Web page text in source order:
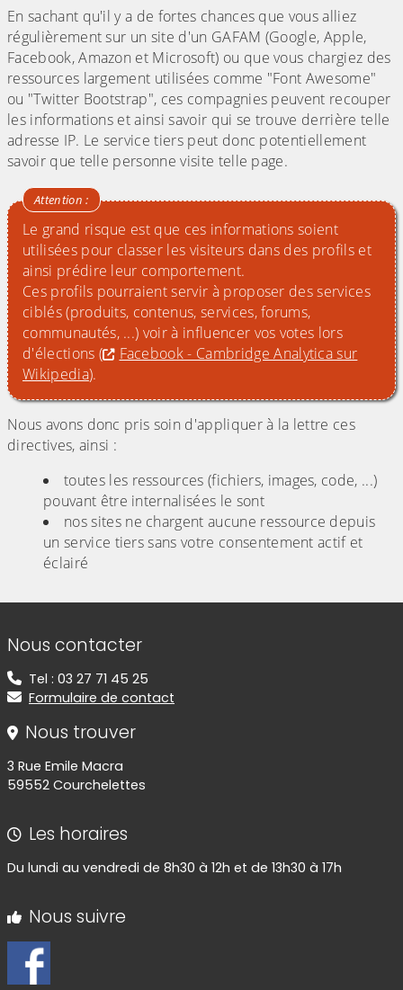
En sachant qu'il y a de fortes chances que vous alliez
régulièrement sur un site d'un GAFAM (Google, Apple,
Facebook, Amazon et Microsoft) ou que vous chargiez des
ressources largement utilisées comme "Font Awesome"
ou "Twitter Bootstrap", ces compagnies peuvent recouper
les informations et ainsi savoir qui se trouve derrière telle
adresse IP. Le service tiers peut donc potentiellement
savoir que telle personne visite telle page.
Le grand risque est que ces informations soient
utilisées pour classer les visiteurs dans des profils et
ainsi prédire leur comportement.
Ces profils pourraient servir à proposer des services
ciblés (produits, contenus, services, forums,
communautés, ...) voir à influencer vos votes lors
d'élections (
Facebook - Cambridge Analytica sur
Wikipedia).
Nous avons donc pris soin d'appliquer à la lettre ces
directives, ainsi :
toutes les ressources (fichiers, images, code, ...)
pouvant être internalisées le sont
nos sites ne chargent aucune ressource depuis
un service tiers sans votre consentement actif et
éclairé
Informations de contact
Nous contacter
Tel : 03 27 71 45 25
Formulaire de contact
Nous trouver
3 Rue Emile Macra
59552 Courchelettes
Les horaires
Du lundi au vendredi de 8h30 à 12h et de 13h30 à 17h
Nous suivre